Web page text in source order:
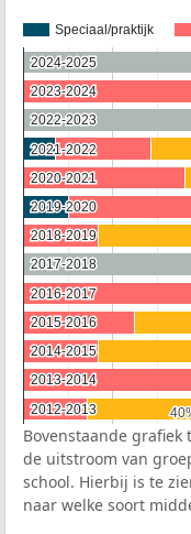
Speciaal/praktijk
2024-2025
2024-2025
2023-2024
2023-2024
2022-2023
2022-2023
2021-2022
2021-2022
2020-2021
2020-2021
2019-2020
2019-2020
2018-2019
2018-2019
2017-2018
2017-2018
2016-2017
2016-2017
2015-2016
2015-2016
2014-2015
2014-2015
2013-2014
2013-2014
2012-2013
2012-2013
Bovenstaande
de uitstroom van
school. Hierbij is te
naar welke soort